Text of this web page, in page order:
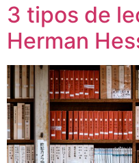
3 tipos de
Herman